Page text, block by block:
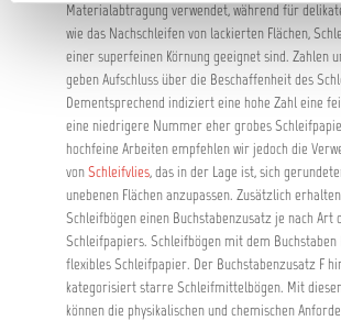
Materialabtragung verwendet, während für
wie das Nachschleifen von lackierten Flächen,
einer superfeinen Körnung geeignet sind. Zahlen
geben Aufschluss über die Beschaffenheit des
Dementsprechend indiziert eine hohe Zahl eine
eine niedrigere Nummer eher grobes
hochfeine Arbeiten empfehlen wir jedoch die
vonSchleifvlies, das in der Lage ist, sich
unebenen Flächen anzupassen. Zusätzlich
Schleifbögen einen Buchstabenzusatz je nach Art
Schleifpapiers. Schleifbögen mit dem Buchstaben
flexibles Schleifpapier. Der Buchstabenzusatz F
kategorisiert starre Schleifmittelbögen. Mit
können die physikalischen und chemischen